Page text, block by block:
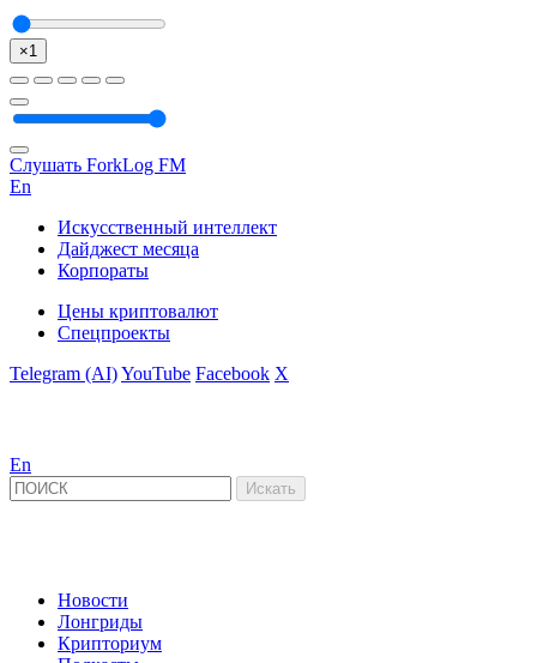
×1
Слушать ForkLog FM
En
Искусственный интеллект
Дайджест месяца
Корпораты
Цены криптовалют
Спецпроекты
Telegram (AI)YouTube Facebook X
En
Новости
Лонгриды
Крипториум